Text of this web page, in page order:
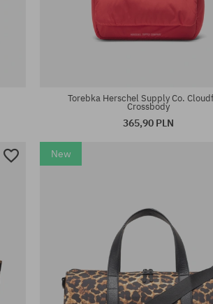
Torebka Herschel Supply Co.
Crossbody
365,90 PLN
New